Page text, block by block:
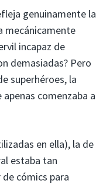
genuinamente la
mecánicamente
incapaz de
demasiadas? Pero
superhéroes, la
comenzaba a
en ella), la de
estaba tan
cómics para